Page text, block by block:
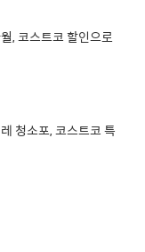
, 코스트코 할인으로
청소포, 코스트코 특